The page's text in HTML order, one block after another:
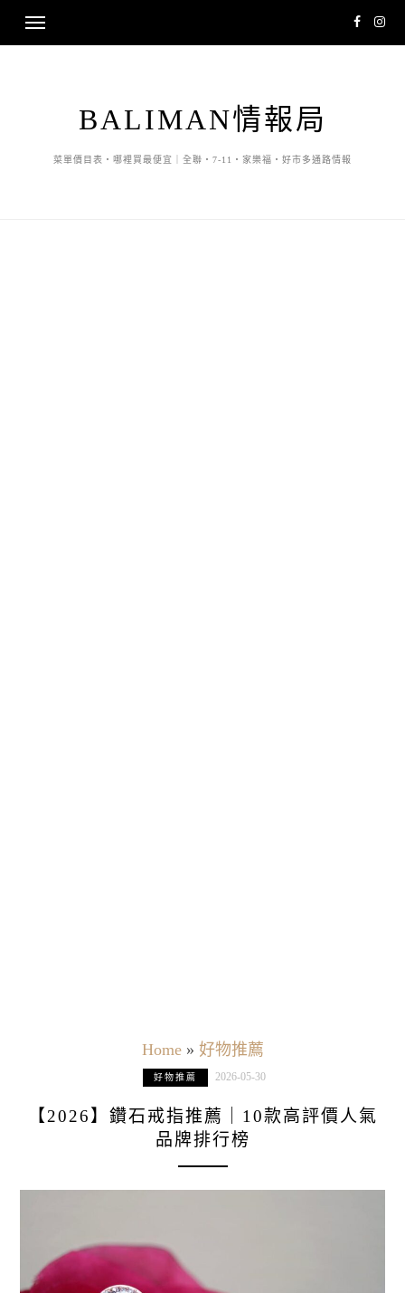
BALIMAN情報局
菜單價目表・哪裡買最便宜｜全聯・7-11・家樂福・好市多通路情報
Home» 好物推薦
好物推薦 2026-05-30
【2026】鑽石戒指推薦｜10款高評價人氣
品牌排行榜